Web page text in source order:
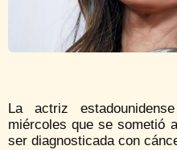
La actriz
miércoles que se sometió
ser diagnosticada con